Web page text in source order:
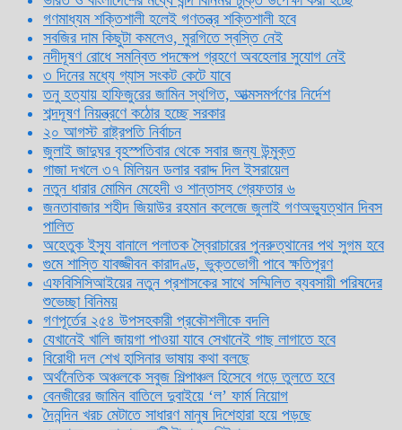
গণমাধ্যম শক্তিশালী হলেই গণতন্ত্র শক্তিশালী হবে
সবজির দাম কিছুটা কমলেও, মুরগিতে স্বস্তি নেই
নদীদূষণ রোধে সমন্বিত পদক্ষেপ গ্রহণে অবহেলার সুযোগ নেই
৩ দিনের মধ্যে গ্যাস সংকট কেটে যাবে
তনু হত্যায় হাফিজুরের জামিন স্থগিত, আত্মসমর্পণের নির্দেশ
শব্দদূষণ নিয়ন্ত্রণে কঠোর হচ্ছে সরকার
২০ আগস্ট রাষ্ট্রপতি নির্বাচন
জুলাই জাদুঘর বৃহস্পতিবার থেকে সবার জন্য উন্মুক্ত
গাজা দখলে ৩৭ মিলিয়ন ডলার বরাদ্দ দিল ইসরায়েল
নতুন ধারার মোমিন মেহেদী ও শান্তাসহ গ্রেফতার ৬
জনতাবাজার শহীদ জিয়াউর রহমান কলেজে জুলাই গণঅভ্যুত্থান দিবস
পালিত
অহেতুক ইস্যু বানালে পলাতক স্বৈরাচারের পুনরুত্থানের পথ সুগম হবে
গুমে শাস্তি যাবজ্জীবন কারাদণ্ড, ভুক্তভোগী পাবে ক্ষতিপূরণ
এফবিসিসিআইয়ের নতুন প্রশাসকের সাথে সম্মিলিত ব্যবসায়ী পরিষদের
শুভেচ্ছা বিনিময়
গণপূর্তের ২৫৪ উপসহকারী প্রকৌশলীকে বদলি
যেখানেই খালি জায়গা পাওয়া যাবে সেখানেই গাছ লাগাতে হবে
বিরোধী দল শেখ হাসিনার ভাষায় কথা বলছে
অর্থনৈতিক অঞ্চলকে সবুজ শিল্পাঞ্চল হিসেবে গড়ে তুলতে হবে
বেনজীরের জামিন বাতিলে দুবাইয়ে ‌‘ল’ ফার্ম নিয়োগ
দৈনন্দিন খরচ মেটাতে সাধারণ মানুষ দিশেহারা হয়ে পড়ছে